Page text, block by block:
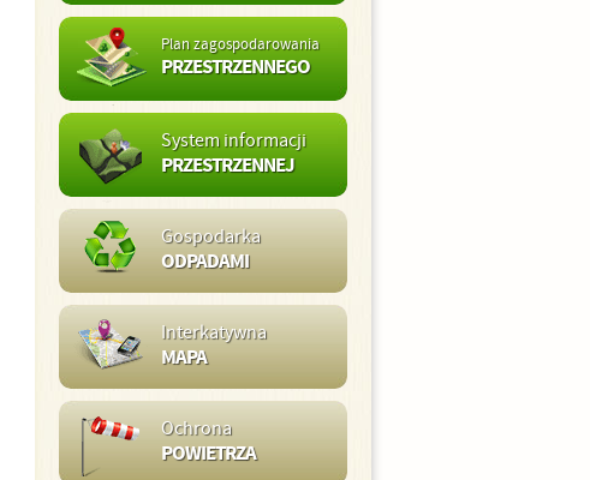
Plan zagospodarowania
PRZESTRZENNEGO
System informacji
PRZESTRZENNEJ
Gospodarka
ODPADAMI
Interkatywna
MAPA
Ochrona
POWIETRZA